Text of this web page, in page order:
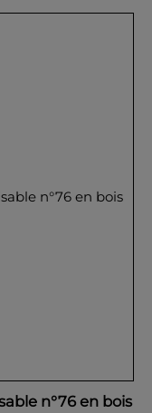
n°76 en bois